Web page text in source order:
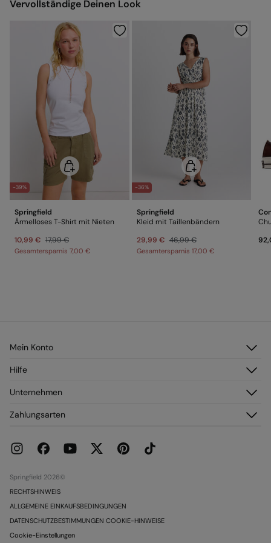
Nicht trockenreinigen
Vervollständige Deinen Look
-39%
Springfield
Ärmelloses T-Shirt mit Nieten
10,99 € 17,99 €
Gesamtersparnis 7,00 €
-36%
Springfield
Kleid mit Taillenbändern
29,99 € 46,99 €
Gesamtersparnis 17,00 €
Mein Konto
Meine Adressen
Hilfe
Versand
Aktuelle Werbeaktionen
Unternehmen
Franchise
Karriere
Zahlungsarten
Springfield 2026©
RECHTSHINWEIS
ALLGEMEINE EINKAUFSBEDINGUNGEN
DATENSCHUTZBESTIMMUNGEN COOKIE-HINWEISE
Cookie-Einstellungen